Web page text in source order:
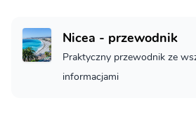
Nicea - przewodnik
Praktyczny przewodnik ze
informacjami